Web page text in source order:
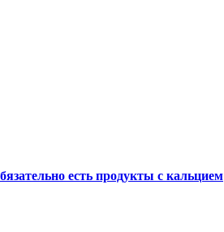
есть продукты с кальцием